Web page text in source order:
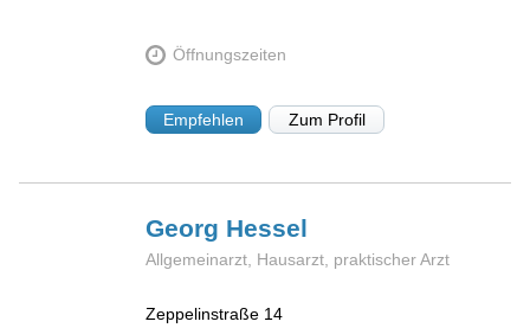
Öffnungszeiten
Empfehlen Zum Profil
Georg Hessel
Allgemeinarzt, Hausarzt, praktischer Arzt
Zeppelinstraße 14